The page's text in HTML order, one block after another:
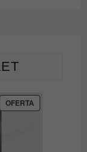
OFERTAPRODUCTO
EN